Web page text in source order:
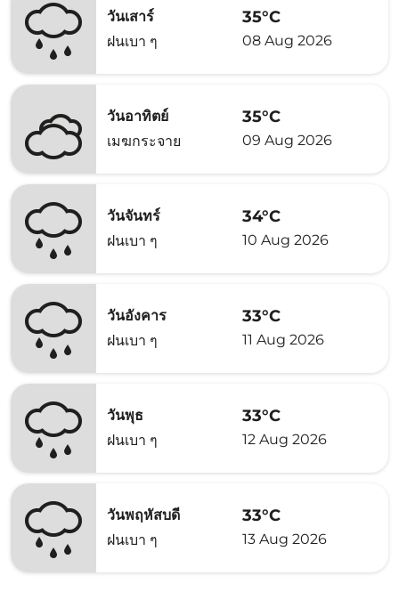
วันเสาร์
ฝนเบา ๆ
35°C
08 Aug 2026
วันอาทิตย์
เมฆกระจาย
35°C
09 Aug 2026
วันจันทร์
ฝนเบา ๆ
34°C
10 Aug 2026
วันอังคาร
ฝนเบา ๆ
33°C
11 Aug 2026
วันพุธ
ฝนเบา ๆ
33°C
12 Aug 2026
วันพฤหัสบดี
ฝนเบา ๆ
33°C
13 Aug 2026